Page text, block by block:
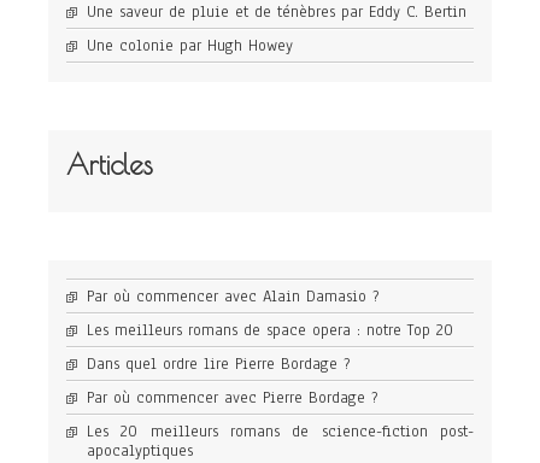
Une saveur de pluie et de ténèbres par Eddy C. Bertin
Une colonie par Hugh Howey
Articles
Par où commencer avec Alain Damasio ?
Les meilleurs romans de space opera : notre Top 20
Dans quel ordre lire Pierre Bordage ?
Par où commencer avec Pierre Bordage ?
Les 20 meilleurs romans de science-fiction post-
apocalyptiques